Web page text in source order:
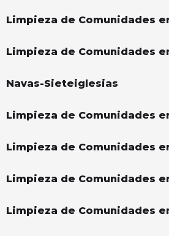
Limpieza de Comunidades
Limpieza de Comunidades
Navas-Sieteiglesias
Limpieza de Comunidades
Limpieza de Comunidades
Limpieza de Comunidades
Limpieza de Comunidades